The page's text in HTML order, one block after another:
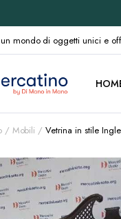
un mondo di oggetti unici e
Mobili Vetrina in stile